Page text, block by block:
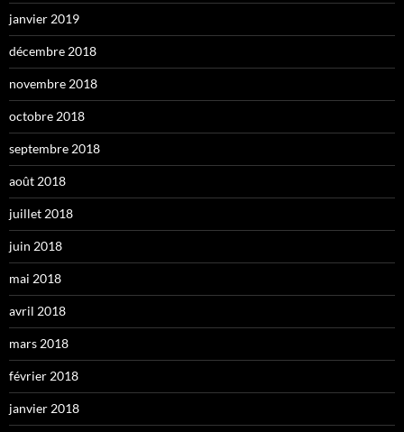
janvier 2019
décembre 2018
novembre 2018
octobre 2018
septembre 2018
août 2018
juillet 2018
juin 2018
mai 2018
avril 2018
mars 2018
février 2018
janvier 2018